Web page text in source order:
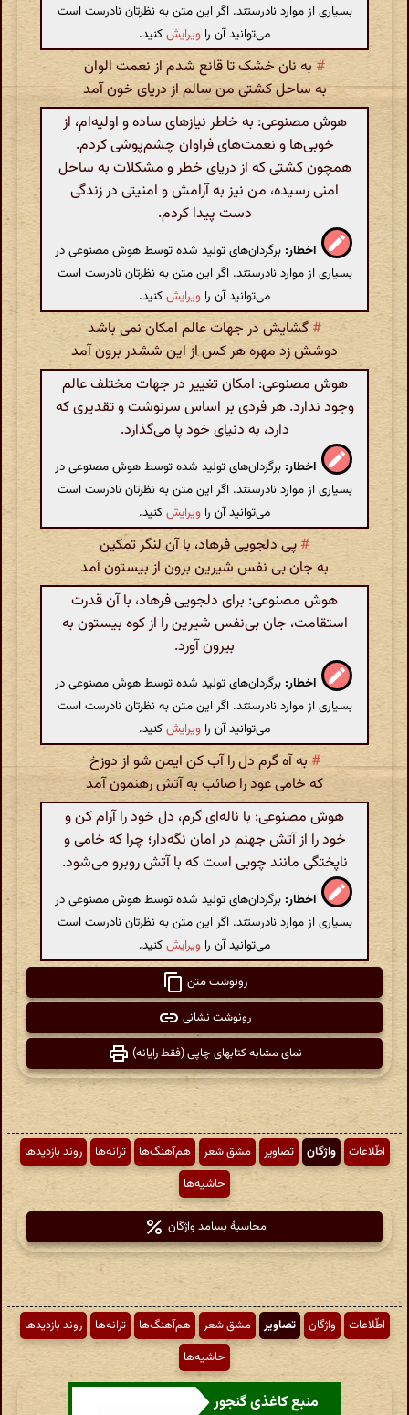
بسیاری از موارد نادرستند. اگر این متن به نظرتان نادرست است
می‌توانید آن را ویرایشکنید.
# به نان خشک تا قانع شدم از نعمت الوان
به ساحل کشتی من سالم از دریای خون آمد
هوش مصنوعی: به خاطر نیازهای ساده و اولیه‌ام، از
خوبی‌ها و نعمت‌های فراوان چشم‌پوشی کردم.
همچون کشتی که از دریای خطر و مشکلات به ساحل
امنی رسیده، من نیز به آرامش و امنیتی در زندگی
دست پیدا کردم.
اخطار: برگردان‌های تولید شده توسط هوش مصنوعی در
بسیاری از موارد نادرستند. اگر این متن به نظرتان نادرست است
می‌توانید آن را ویرایشکنید.
# گشایش در جهات عالم امکان نمی باشد
دوشش زد مهره هر کس از این ششدر برون آمد
هوش مصنوعی: امکان تغییر در جهات مختلف عالم
وجود ندارد. هر فردی بر اساس سرنوشت و تقدیری که
دارد، به دنیای خود پا می‌گذارد.
اخطار: برگردان‌های تولید شده توسط هوش مصنوعی در
بسیاری از موارد نادرستند. اگر این متن به نظرتان نادرست است
می‌توانید آن را ویرایشکنید.
#پی دلجویی فرهاد، با آن لنگر تمکین
به جان بی نفس شیرین برون از بیستون آمد
هوش مصنوعی: برای دلجویی فرهاد، با آن قدرت
استقامت، جان بی‌نفس شیرین را از کوه بیستون به
بیرون آورد.
اخطار: برگردان‌های تولید شده توسط هوش مصنوعی در
بسیاری از موارد نادرستند. اگر این متن به نظرتان نادرست است
می‌توانید آن را ویرایشکنید.
# به آه گرم دل را آب کن ایمن شو از دوزخ
که خامی عود را صائب به آتش رهنمون آمد
هوش مصنوعی: با ناله‌ای گرم، دل خود را آرام کن و
خود را از آتش جهنم در امان نگه‌دار؛ چرا که خامی و
ناپختگی مانند چوبی است که با آتش روبرو می‌شود.
اخطار: برگردان‌های تولید شده توسط هوش مصنوعی در
بسیاری از موارد نادرستند. اگر این متن به نظرتان نادرست است
می‌توانید آن را ویرایشکنید.
رونوشت متن
رونوشت نشانی
نمای مشابه کتابهای چاپی (فقط رایانه)
اطّلاعات واژگان تصاویر مشق شعر هم‌آهنگ‌ها ترانه‌ها
روند بازدیدها
حاشیه‌ها
محاسبهٔ بسامد واژگان
اطّلاعات واژگان تصاویر مشق شعر هم‌آهنگ‌ها ترانه‌ها
روند بازدیدها
حاشیه‌ها
منبع کاغذی گنجور